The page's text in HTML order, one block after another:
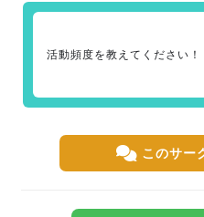
活動頻度を教えてください！
このサー